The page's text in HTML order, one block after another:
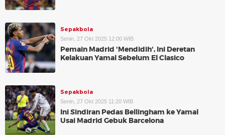
Sepakbola
Senin, 27 Okt 2025 12:00 WIB
Pemain Madrid 'Mendidih', Ini Deretan
Kelakuan Yamal Sebelum El Clasico
Sepakbola
Senin, 27 Okt 2025 11:20 WIB
Ini Sindiran Pedas Bellingham ke Yamal
Usai Madrid Gebuk Barcelona